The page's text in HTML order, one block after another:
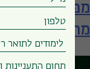
מפגש עם
מתקדמים